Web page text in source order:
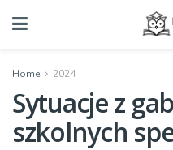
Home 2024
Sytuacje z
szkolnych